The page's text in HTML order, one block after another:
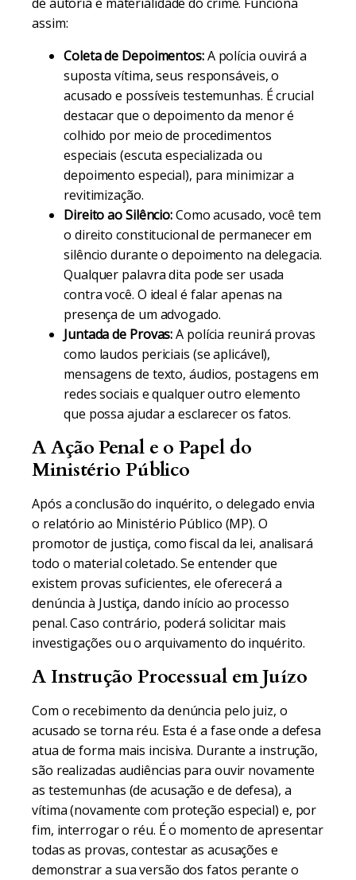
assim:
Coleta de Depoimentos:A polícia ouvirá a
suposta vítima, seus responsáveis, o
acusado e possíveis testemunhas. É crucial
destacar que o depoimento da menor é
colhido por meio de procedimentos
especiais (escuta especializada ou
depoimento especial), para minimizar a
revitimização.
Direito ao Silêncio:Como acusado, você tem
o direito constitucional de permanecer em
silêncio durante o depoimento na delegacia.
Qualquer palavra dita pode ser usada
contra você. O ideal é falar apenas na
presença de um advogado.
Juntada de Provas:A polícia reunirá provas
como laudos periciais (se aplicável),
mensagens de texto, áudios, postagens em
redes sociais e qualquer outro elemento
que possa ajudar a esclarecer os fatos.
A Ação Penal e o Papel do
Ministério Público
Após a conclusão do inquérito, o delegado envia
o relatório ao Ministério Público (MP). O
promotor de justiça, como fiscal da lei, analisará
todo o material coletado. Se entender que
existem provas suficientes, ele oferecerá a
denúncia à Justiça, dando início ao processo
penal. Caso contrário, poderá solicitar mais
investigações ou o arquivamento do inquérito.
A Instrução Processual em Juízo
Com o recebimento da denúncia pelo juiz, o
acusado se torna réu. Esta é a fase onde a defesa
atua de forma mais incisiva. Durante a instrução,
são realizadas audiências para ouvir novamente
as testemunhas (de acusação e de defesa), a
vítima (novamente com proteção especial) e, por
fim, interrogar o réu. É o momento de apresentar
todas as provas, contestar as acusações e
demonstrar a sua versão dos fatos perante o